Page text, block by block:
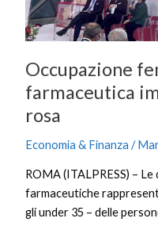
Occupazione
farmaceutica
rosa
Economia & Finanza /
ROMA (ITALPRESS) –
farmaceutiche
gli under 35 – delle